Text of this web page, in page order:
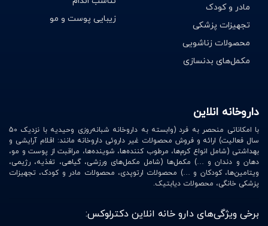
محصولات را همه ما حداقل یک بار استفاده و امتحان کرده‌ایم.
دسترسی به این حالت دهنده محبوب به نسبت سایر
محصولات حالت دهنده آسان‌تر است. امروزه در هر مغازه
آرایشی، بهداشتی و تمامی داروخانه‌ها این ژل را می‌توانید
اسپری حالت مو
اسپری‌های مو یکی دیگر از محصولات حالت دهنده مو هستند
که به صورت مایع ارائه می‌شوند. این اسپری‌ها در دو دسته
دهنده را به عنوان تافت می‌شناسیم و از آن‌ها بیشتر در
مادر و کودک
تجهیزات پزشکی
محصولات زناشویی
مکمل‌های بدنسازی
زیبایی پوست و مو
داروخانه انلاین
با امکاناتی منحصر به فرد (وابسته به داروخانه شبانه‌روزی وحیدیه با نزدیک 50
سال فعالیت) ارائه و فروش محصولات غیر داروئی داروخانه مانند: اقلام آرایشی و
بهداشتی (شامل انواع کرم‌ها، مرطوب کننده‌ها، شوینده‌ها، مراقبت از پوست و مو،
دهان و دندان و …) مکمل‌ها (شامل مکمل‌های ورزشی، گیاهی، تغذیه، رژیمی،
ویتامین‌ها، کودکان و …) محصولات ارتوپدی، محصولات مادر و کودک، تجهیزات
پزشکی خانگی، محصولات دیابتیک.
برخی ویژگی‌های دارو خانه انلاین دکترلوکس: